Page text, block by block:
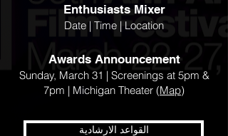
Enthusiasts Mixer
Date | Time | Location
Awards Announcement
Sunday, March 31 | Screenings at 5pm &
7pm | Michigan Theater (Map)
القواعد الارشادية